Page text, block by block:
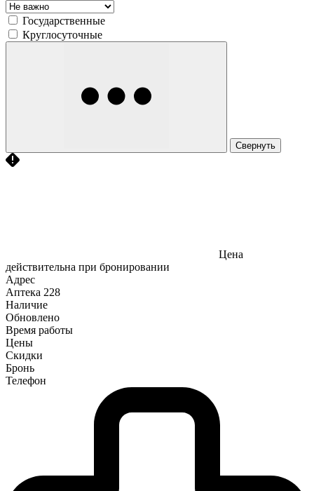
Государственные
Круглосуточные
Свернуть
Цена
действительна при бронировании
Адрес
Аптека 228
Наличие
Обновлено
Время работы
Цены
Скидки
Бронь
Телефон